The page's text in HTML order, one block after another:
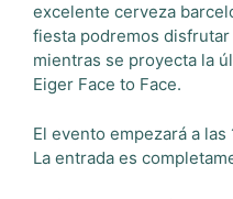
excelente cerveza
fiesta podremos
mientras se proyecta la
Eiger Face to Face.
El evento empezará a las
La entrada es